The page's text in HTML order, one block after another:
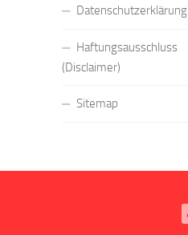
Datenschutzerklärung
Haftungsausschluss
(Disclaimer)
Sitemap